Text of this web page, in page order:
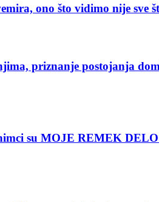
ono što vidimo nije sve
priznanje postojanja
su MOJE REMEK